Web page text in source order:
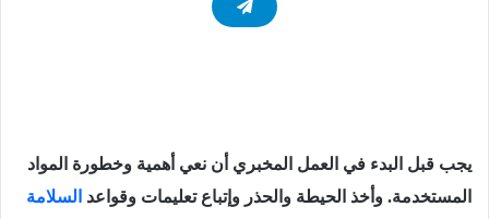
يجب قبل البدء في العمل المخبري أن نعي أهمية وخطورة المواد
المستخدمة. وأخذ الحيطة والحذر وإتباع تعليمات وقواعد السلامة